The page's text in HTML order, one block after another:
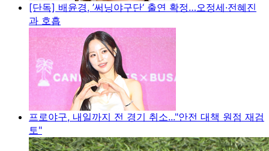
[단독] 배윤경, ’써닝야구단‘ 출연 확정…오정세·전혜진
과 호흡
프로야구, 내일까지 전 경기 취소..."안전 대책 원점 재검
토"